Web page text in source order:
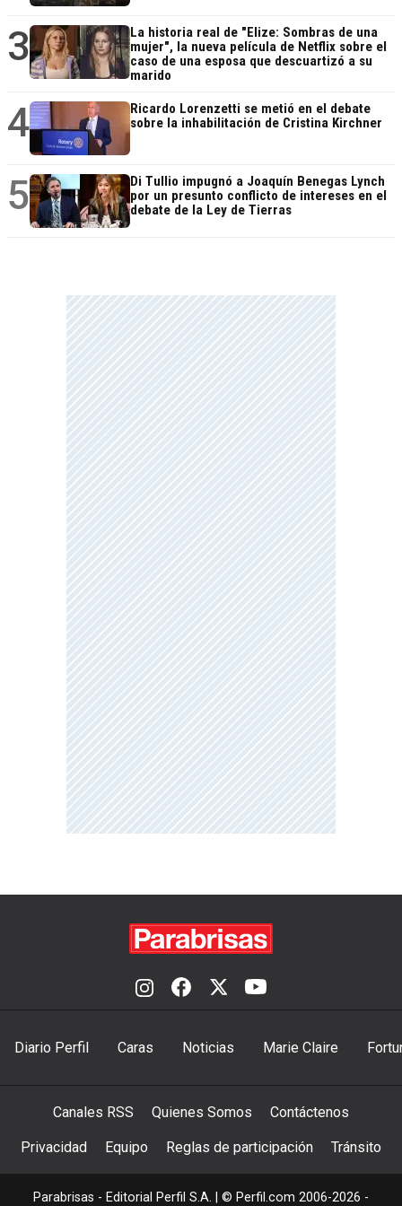
3
La historia real de "Elize: Sombras de una
mujer", la nueva película de Netflix sobre el
caso de una esposa que descuartizó a su
marido
4
Ricardo Lorenzetti se metió en el debate
sobre la inhabilitación de Cristina Kirchner
5
Di Tullio impugnó a Joaquín Benegas Lynch
por un presunto conflicto de intereses en el
debate de la Ley de Tierras
Diario Perfil Caras Noticias Marie Claire
Canales RSS Quienes Somos Contáctenos
Privacidad Equipo Reglas de participación Tránsito
Parabrisas - Editorial Perfil S.A. | © Perfil.com 2006-2026 -